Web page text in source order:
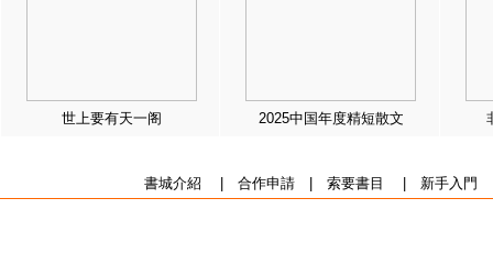
世上要有天一阁 2025中国年度精短散文
書城介紹 合作申請| 索要書目 新手入門